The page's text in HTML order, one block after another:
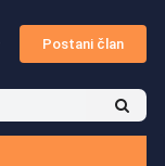
Postani član